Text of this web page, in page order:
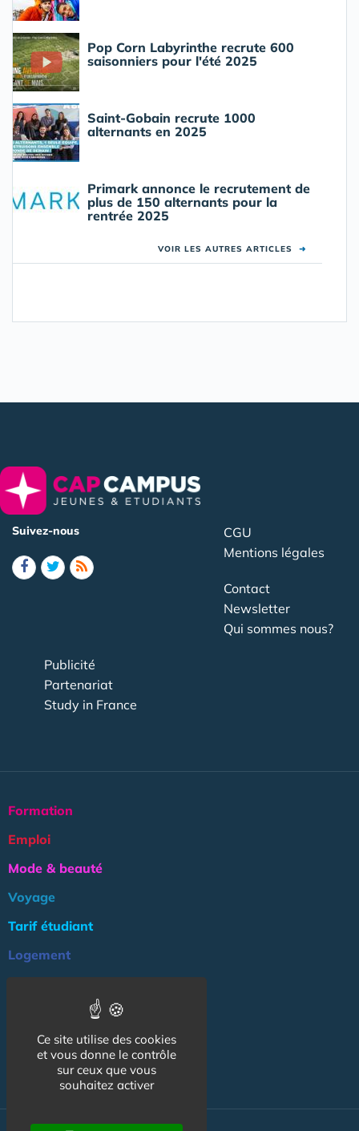
Pop Corn Labyrinthe recrute 600
saisonniers pour l'été 2025
Saint-Gobain recrute 1000
alternants en 2025
Primark annonce le recrutement de
plus de 150 alternants pour la
rentrée 2025
VOIR LES AUTRES ARTICLES ➜
Suivez-nous
CGU
Mentions légales
Contact
Newsletter
Qui sommes nous?
Publicité
Partenariat
Study in France
Formation
Emploi
Mode & beauté
Voyage
Tarif étudiant
Logement
Association
NOS AUTRES SITES :
Ce site utilise des cookies
et vous donne le contrôle
sur ceux que vous
souhaitez activer